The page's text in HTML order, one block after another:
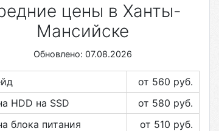
цены в Ханты-
Мансийске
Обновлено: 07.08.2026
от 560 руб.
HDD на SSD
от 580 руб.
блока питания
от 510 руб.